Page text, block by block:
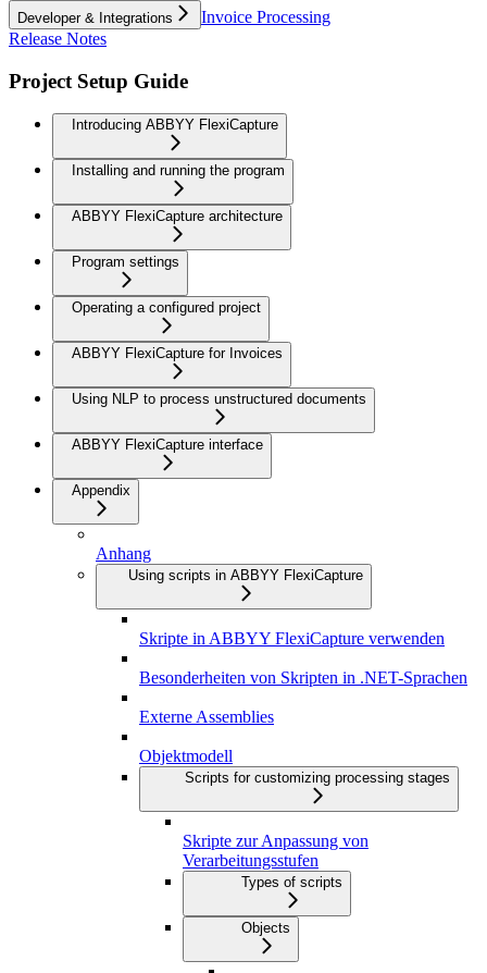
Developer & Integrations
Invoice Processing
Release Notes
Project Setup Guide
Introducing ABBYY FlexiCapture
Installing and running the program
ABBYY FlexiCapture architecture
Program settings
Operating a configured project
ABBYY FlexiCapture for Invoices
Using NLP to process unstructured documents
ABBYY FlexiCapture interface
Appendix
Anhang
Using scripts in ABBYY FlexiCapture
Skripte in ABBYY FlexiCapture verwenden
Besonderheiten von Skripten in .NET-Sprachen
Externe Assemblies
Objektmodell
Scripts for customizing processing stages
Skripte zur Anpassung von
Verarbeitungsstufen
Types of scripts
Objects